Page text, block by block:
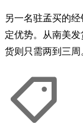
另一名驻孟买的
定优势。从南美
货则只需两到三周